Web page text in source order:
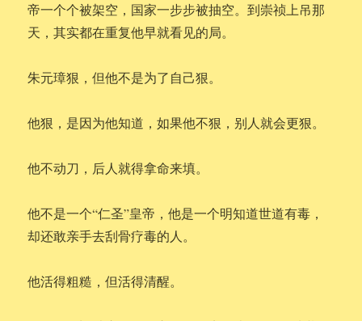
帝一个个被架空，国家一步步被抽空。到崇祯上吊那
天，其实都在重复他早就看见的局。
朱元璋狠，但他不是为了自己狠。
他狠，是因为他知道，如果他不狠，别人就会更狠。
他不动刀，后人就得拿命来填。
他不是一个“仁圣”皇帝，他是一个明知道世道有毒，
却还敢亲手去刮骨疗毒的人。
他活得粗糙，但活得清醒。